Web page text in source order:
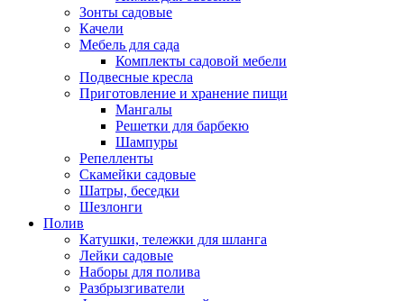
Зонты садовые
Качели
Мебель для сада
Комплекты садовой мебели
Подвесные кресла
Приготовление и хранение пищи
Мангалы
Решетки для барбекю
Шампуры
Репелленты
Скамейки садовые
Шатры, беседки
Шезлонги
Полив
Катушки, тележки для шланга
Лейки садовые
Наборы для полива
Разбрызгиватели